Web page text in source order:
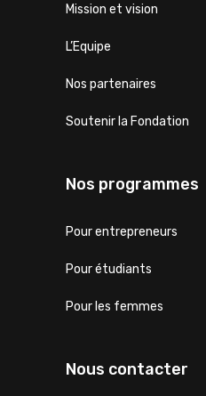
Mission et vision
L’Equipe
Nos partenaires
Soutenir la Fondation
Nos programmes
Pour entrepreneurs
Pour étudiants
Pour les femmes
Nous contacter